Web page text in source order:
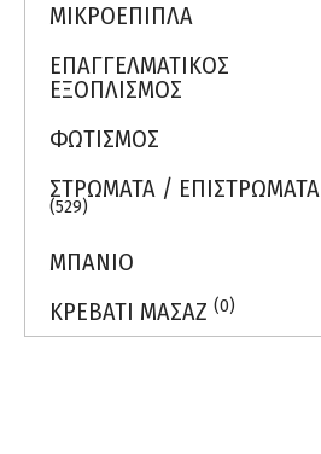
ΜΙΚΡΟΕΠΙΠΛΑ
ΕΠΑΓΓΕΛΜΑΤΙΚΟΣ
ΕΞΟΠΛΙΣΜΟΣ
ΦΩΤΙΣΜΟΣ
ΣΤΡΩΜΑΤΑ / ΕΠΙΣΤΡΩΜΑΤΑ
(529)
ΜΠΑΝΙΟ
ΚΡΕΒΑΤΙ ΜΑΣΑΖ (0)